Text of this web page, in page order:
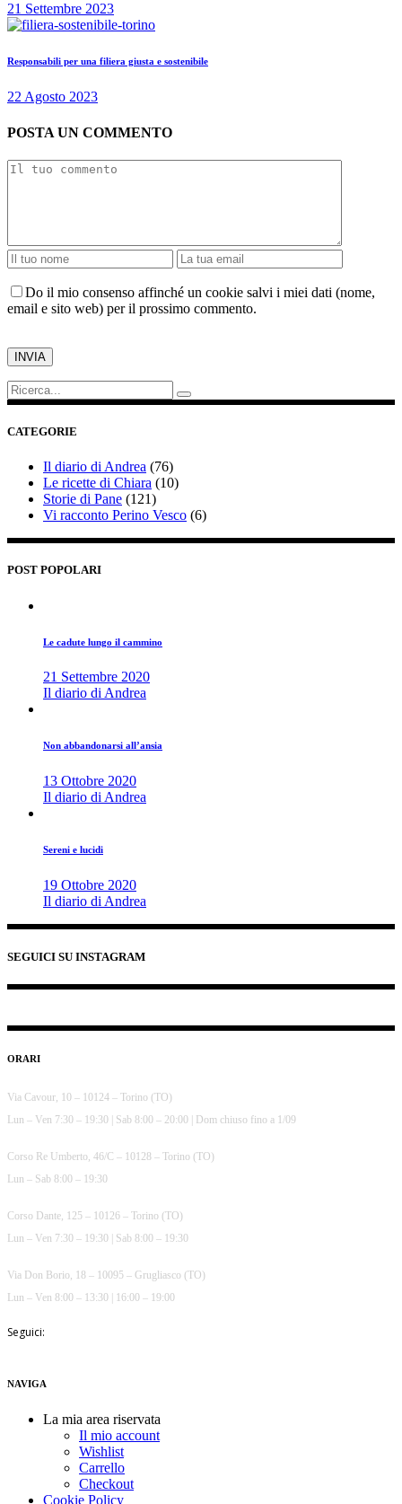
21 Settembre 2023
Responsabili per una filiera giusta e sostenibile
22 Agosto 2023
POSTA UN COMMENTO
Do il mio consenso affinché un cookie salvi i miei dati (nome,
email e sito web) per il prossimo commento.
Cerca:
CATEGORIE
Il diario di Andrea (76)
Le ricette di Chiara (10)
Storie di Pane (121)
Vi racconto Perino Vesco (6)
POST POPOLARI
Le cadute lungo il cammino
21 Settembre 2020
Il diario di Andrea
Non abbandonarsi all’ansia
13 Ottobre 2020
Il diario di Andrea
Sereni e lucidi
19 Ottobre 2020
Il diario di Andrea
SEGUICI SU INSTAGRAM
ORARI
Via Cavour, 10 – 10124 – Torino (TO)
Lun – Ven 7:30 – 19:30 | Sab 8:00 – 20:00 | Dom chiuso fino a 1/09
Corso Re Umberto, 46/C – 10128 – Torino (TO)
Lun – Sab 8:00 – 19:30
Corso Dante, 125 – 10126 – Torino (TO)
Lun – Ven 7:30 – 19:30 | Sab 8:00 – 19:30
Via Don Borio, 18 – 10095 – Grugliasco (TO)
Lun – Ven 8:00 – 13:30 | 16:00 – 19:00
Seguici:
NAVIGA
La mia area riservata
Il mio account
Wishlist
Carrello
Checkout
Cookie Policy